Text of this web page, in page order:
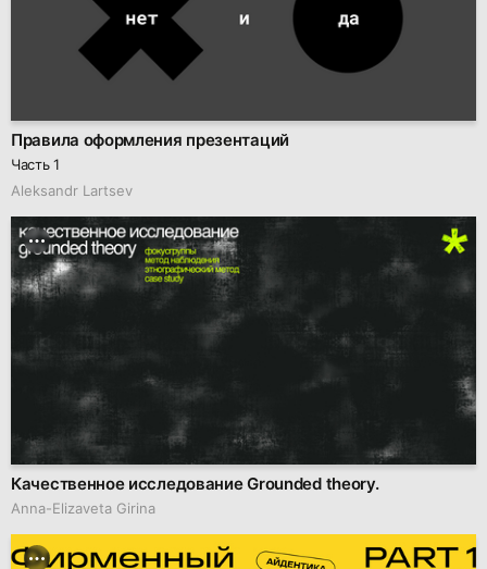
Правила оформления презентаций
Часть 1
Аleksandr Lartsev
Качественное исследование Grounded theory.
Anna-Elizaveta Girina